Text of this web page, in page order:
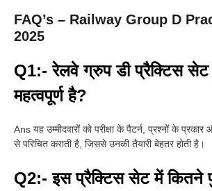
FAQ’s – Railway Group D
2025
Q1:- रेलवे ग्रुप डी प्रैक्टिस सेट
महत्वपूर्ण है?
Ans यह उम्मीदवारों को परीक्षा के पैटर्न, प्रश्नों के
से परिचित कराती है, जिससे उनकी तैयारी बेहतर होती है।
Q2:- इस प्रैक्टिस सेट में कितने